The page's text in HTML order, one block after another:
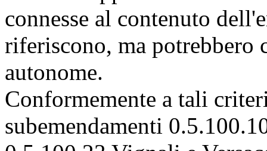
connesse al contenuto
riferiscono, ma potrebbero
autonome.
Conformemente a tali
subemendamenti